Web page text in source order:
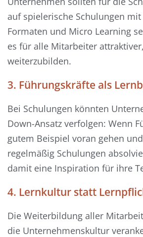
auf spielerische Schulungen
Formaten und Micro Learning
es für alle Mitarbeiter
weiterzubilden.
3. Führungskräfte als
Bei Schulungen könnten
Down-Ansatz verfolgen: Wenn
gutem Beispiel voran gehen
regelmäßig Schulungen
damit eine Inspiration für ihre
4. Lernkultur statt
Die Weiterbildung aller
die Unternehmenskultur